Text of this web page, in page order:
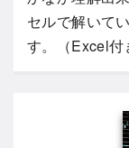
セルで解いて
す。（Excel付